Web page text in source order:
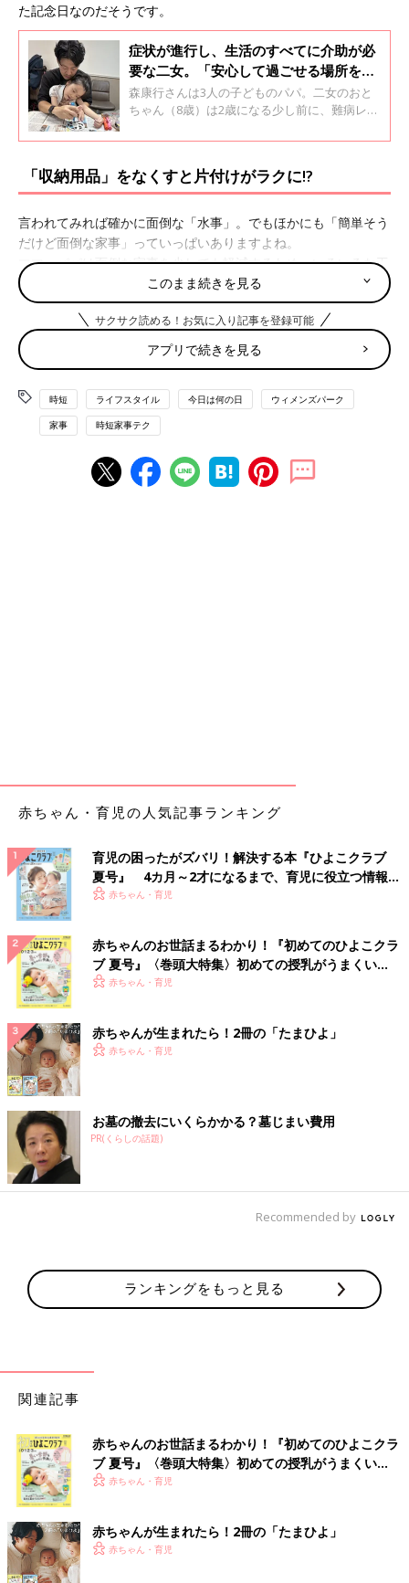
た記念日なのだそうです。
症状が進行し、生活のすべてに介助が必
要な二女。「安心して過ごせる場所をつ
くりたい」と父が行動を起こす【レット
症候群】
森康行さんは3人の子どものパパ。二女のおと
ちゃん（8歳）は2歳になる少し前に、難病レッ
ラスから通っていた保育園を、3歳児クラスへ
ん夫婦は、おとちゃんを預ける場所がなくな
り、途方に暮れることに･･･。康行さんが重症
心身障害児を預かる施設を作ることを決意して
から、現在に至るまでのことです。
「収納用品」をなくすと片付けがラクに!?
言われてみれば確かに面倒な「水事」。でもほかにも「簡単そう
だけど面倒な家事」っていっぱいありますよね。
ママ・パパは面倒な家事を少しでも軽減するため、いろいろな工
夫をしているはず。先輩ママ・パパの話を聞くと、「思い切って
なくすこと or やめること」で家事がグッとラクになるものがあ
るようです。
■収納用品
「オシャレな収納を目指して揃えた収納用品。しかし型通りに行
まうのが、一番楽に片づくとわかりました」
クも広く使えるし良いですよ！」
■食器の水切りカゴ掃除
「壁際に広げた布巾の上に食器を置いていく方式に変えたとこ
ろ、シンク周りスペースがかなり広々と使えるようになって、視
になりました」
■トイレのカバー＆マット
「なくしたら、洗濯物も減って掃除もしやすい！」
■トイレブラシ
「以前はトイレ掃除のたびなぜかトイレブラシから負のオーラを
感じてましたが、今は負のオーラが無くなり快適です」
『トイレブラシをなくしたら、どうやってトイレ掃除をするの
「とあるシンプルライフの方のSNSで見た方法です。使い古した
スポンジと使い捨ての手袋で掃除して、最後は手袋外すときにス
クになるとは！
自分の家も見直したくなりました。
（文・古川はる香）
「会社バッグに子どものおもちゃが（い
つの間に!?）」「寝落ちしてしまった翌
このまま続きを見る
サクサク読める！お気に入り記事を登録可能
アプリで続きを見る
時短 ライフスタイル 今日は何の日 ウィメンズパーク
家事 時短家事テク
赤ちゃん・育児の人気記事ランキング
育児の困ったがズバリ！解決する本『ひよこクラブ
夏号』 4カ月～2才になるまで、育児に役立つ情報が
いっぱい！
赤ちゃん・育児
赤ちゃんのお世話まるわかり！『初めてのひよこクラ
ブ 夏号』〈巻頭大特集〉初めての授乳がうまくい
く！ おっぱい・ミルクの基本と夏のトラブル 解決テ
赤ちゃん・育児
赤ちゃんが生まれたら！2冊の「たまひよ」
赤ちゃん・育児
お墓の撤去にいくらかかる？墓じまい費用
PR(くらしの話題)
Recommended by
ランキングをもっと見る
関連記事
赤ちゃんのお世話まるわかり！『初めてのひよこクラ
ブ 夏号』〈巻頭大特集〉初めての授乳がうまくい
く！ おっぱい・ミルクの基本と夏のトラブル 解決テ
赤ちゃん・育児
赤ちゃんが生まれたら！2冊の「たまひよ」
赤ちゃん・育児